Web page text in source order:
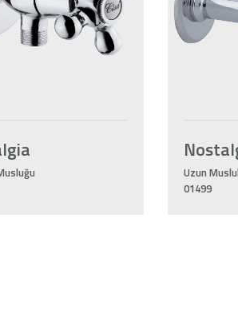
Uzun
01499